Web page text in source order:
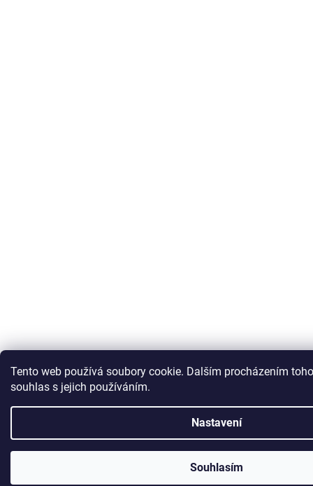
Tento web používá soubory cookie. Dalším procházením
souhlas s jejich používáním.
Nastavení
Souhlasím